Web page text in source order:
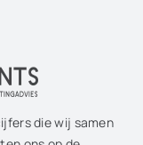
die wij samen